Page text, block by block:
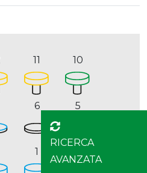
11 10
6 5
1
RICERCA
AVANZATA